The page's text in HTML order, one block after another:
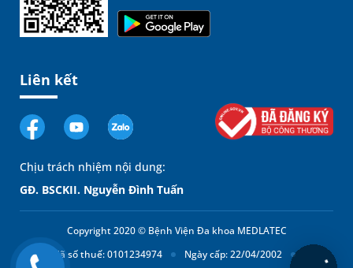
Liên kết
Chịu trách nhiệm nội dung:
GĐ. BSCKII. Nguyễn Đình Tuấn
Copyright 2020 © Bệnh Viện Đa khoa MEDLATEC
Mã số thuế: 0101234974
Ngày cấp: 22/04/2002